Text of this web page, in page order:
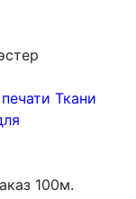
Ткани
100м.